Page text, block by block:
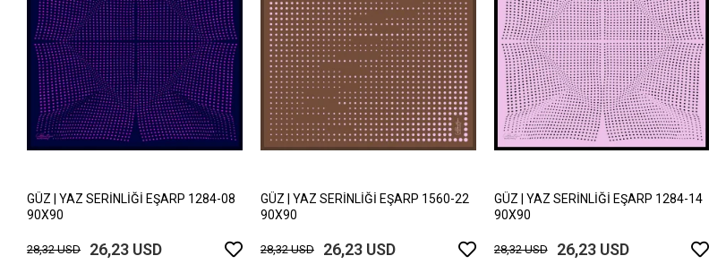
GÜZ | YAZ SERİNLİĞİ EŞARP 1284-08
90X90
28,32 USD 26,23 USD
GÜZ | YAZ SERİNLİĞİ EŞARP 1560-22
90X90
28,32 USD 26,23 USD
GÜZ | YAZ SERİNLİĞİ EŞARP 1284-14
90X90
28,32 USD 26,23 USD